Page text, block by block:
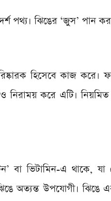
পথ্য। ঝিঙের ‘জুস’ পান
হিসেবে কাজ করে।
করে এটি। নিয়মিত
বা ভিটামিন-এ থাকে,
অত্যন্ত উপযোগী।